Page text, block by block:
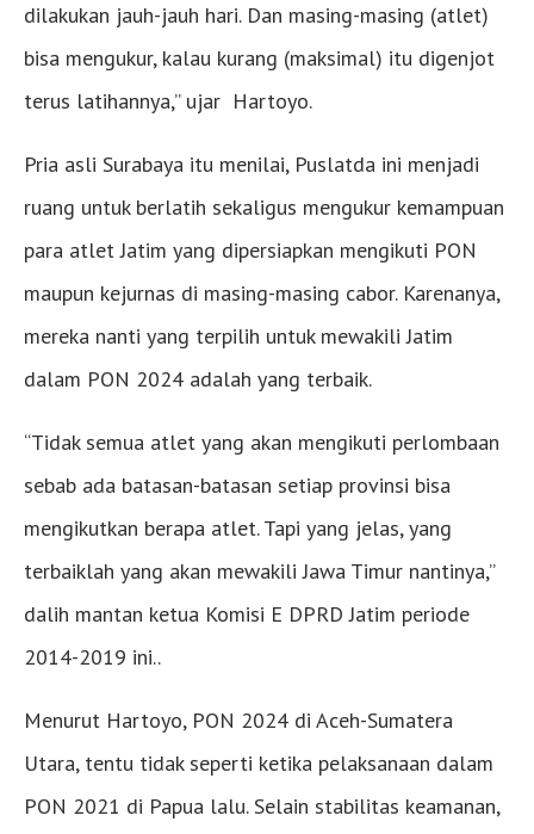
dilakukan jauh-jauh hari. Dan masing-masing (atlet)
bisa mengukur, kalau kurang (maksimal) itu digenjot
terus latihannya,” ujar Hartoyo.
Pria asli Surabaya itu menilai, Puslatda ini menjadi
ruang untuk berlatih sekaligus mengukur kemampuan
para atlet Jatim yang dipersiapkan mengikuti PON
maupun kejurnas di masing-masing cabor. Karenanya,
mereka nanti yang terpilih untuk mewakili Jatim
dalam PON 2024 adalah yang terbaik.
“Tidak semua atlet yang akan mengikuti perlombaan
sebab ada batasan-batasan setiap provinsi bisa
mengikutkan berapa atlet. Tapi yang jelas, yang
terbaiklah yang akan mewakili Jawa Timur nantinya,”
dalih mantan ketua Komisi E DPRD Jatim periode
2014-2019 ini..
Menurut Hartoyo, PON 2024 di Aceh-Sumatera
Utara, tentu tidak seperti ketika pelaksanaan dalam
PON 2021 di Papua lalu. Selain stabilitas keamanan,